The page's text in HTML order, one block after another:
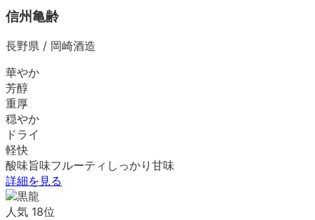
信州亀齢
長野県 / 岡崎酒造
華やか
芳醇
重厚
穏やか
ドライ
軽快
酸味旨味フルーティ しっかり 甘味
詳細を見る
人気 18位